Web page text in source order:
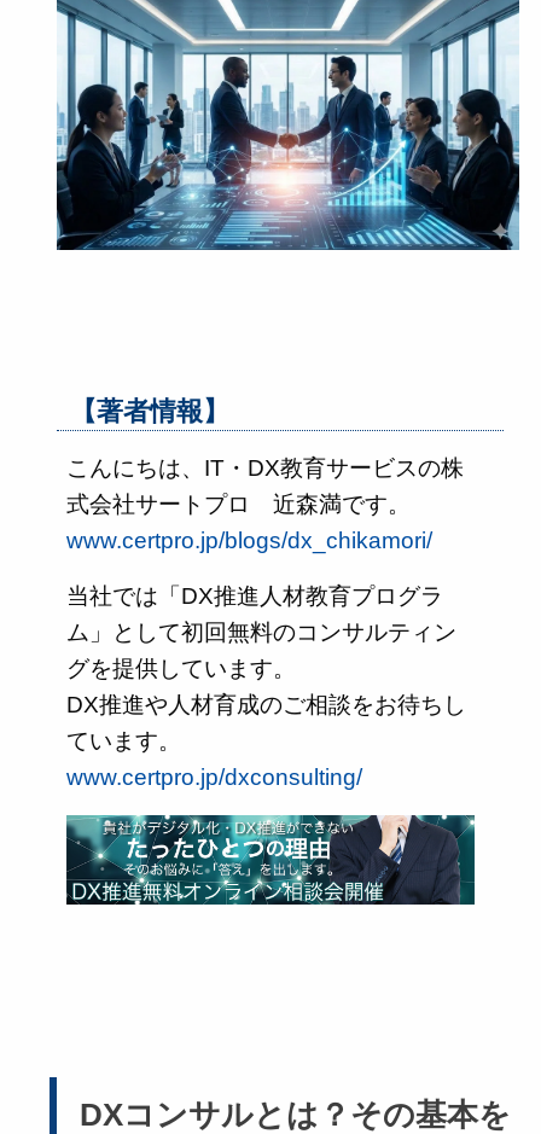
【著者情報】
こんにちは、IT・DX教育サービスの株
式会社サートプロ 近森満です。
www.certpro.jp/blogs/dx_chikamori/
当社では「DX推進人材教育プログラ
ム」として初回無料のコンサルティン
グを提供しています。
DX推進や人材育成のご相談をお待ちし
ています。
www.certpro.jp/dxconsulting/
DXコンサルとは？その基本を